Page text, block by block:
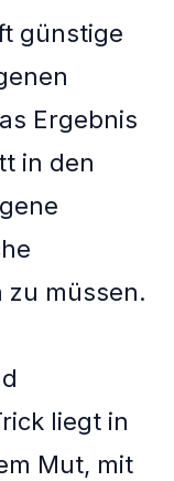
günstige
Ergebnis
in den
müssen.
liegt in
Mut, mit